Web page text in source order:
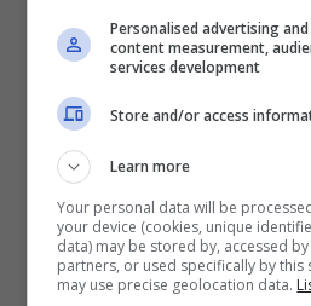
Personalised advertising
content measurement,
services development
Store and/or access
Learn more
Your personal data will be
your device (cookies, unique
data) may be stored by, accessed
partners, or used specifically by this
may use precise geolocation data.